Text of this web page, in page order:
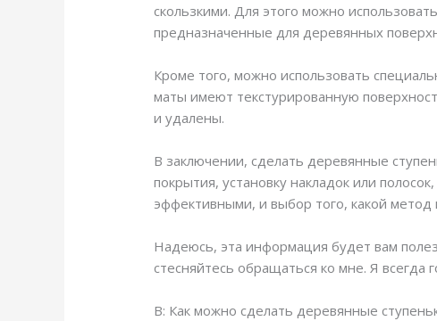
скользкими. Для этого можно
предназначенные для деревянных
Кроме того, можно использовать
маты имеют текстурированную
и удалены.
В заключении, сделать деревянные
покрытия, установку накладок или
эффективными, и выбор того, какой метод
Надеюсь, эта информация будет вам
стесняйтесь обращаться ко мне. Я всегда
В: Как можно сделать деревянные